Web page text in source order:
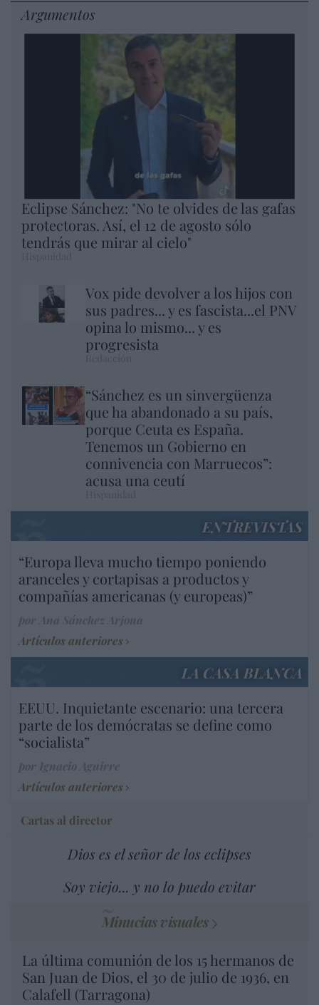
Argumentos
Eclipse Sánchez: "No te olvides de las gafas
protectoras. Así, el 12 de agosto sólo
tendrás que mirar al cielo"
Vox pide devolver a los hijos con
sus padres... y es fascista...el PNV
opina lo mismo... y es
progresista
“Sánchez es un sinvergüenza
que ha abandonado a su país,
porque Ceuta es España.
Tenemos un Gobierno en
connivencia con Marruecos”:
acusa una ceutí
ENTREVISTAS
“Europa lleva mucho tiempo poniendo
aranceles y cortapisas a productos y
compañías americanas (y europeas)”
Artículos anteriores
LA CASA BLANCA
EEUU. Inquietante escenario: una tercera
parte de los demócratas se define como
“socialista”
Artículos anteriores
Cartas al director
Dios es el señor de los eclipses
Soy viejo... y no lo puedo evitar
Minucias visuales
La última comunión de los 15 hermanos de
San Juan de Dios, el 30 de julio de 1936, en
Calafell (Tarragona)